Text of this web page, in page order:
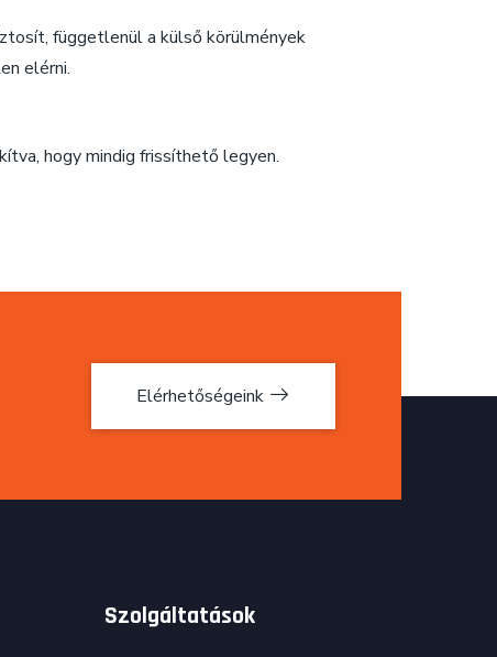
függetlenül a külső körülmények
elérni.
hogy mindig frissíthető legyen.
Elérhetőségeink
Szolgáltatások